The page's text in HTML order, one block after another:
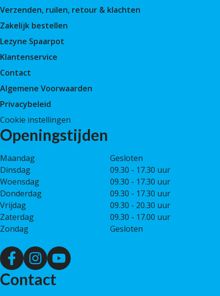
Verzenden, ruilen, retour & klachten
Zakelijk bestellen
Lezyne Spaarpot
Klantenservice
Contact
Algemene Voorwaarden
Privacybeleid
Cookie instellingen
Openingstijden
Maandag
Gesloten
Dinsdag
09.30 - 17.30 uur
Woensdag
09.30 - 17.30 uur
Donderdag
09.30 - 17.30 uur
Vrijdag
09.30 - 20.30 uur
Zaterdag
09.30 - 17.00 uur
Zondag
Gesloten
Contact